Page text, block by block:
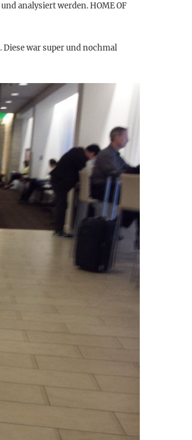
analysiert werden. HOME OF
war super und nochmal